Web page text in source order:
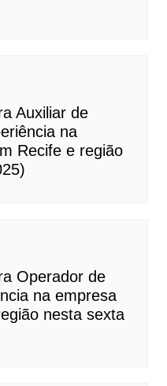
Auxiliar de
na
Recife e região
Operador de
na empresa
nesta sexta